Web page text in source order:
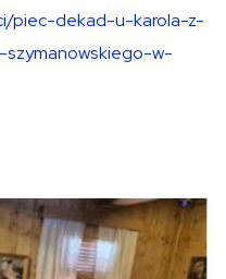
piec-dekad-u-karola-z-
w-